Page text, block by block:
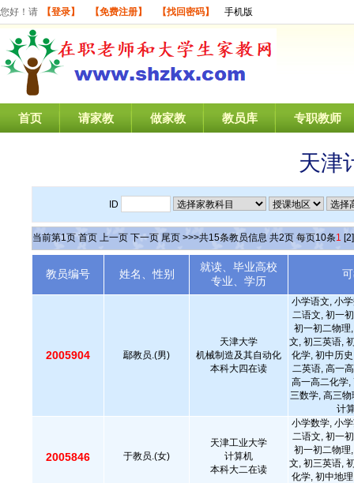
您好！请 【登录】 【免费注册】 【找回密码】 手机版
首页 请家教 做家教 教员库 专职教师
天津
ID
当前第1页 首页 上一页 下一页 尾页 >>>共15条教员信息 共2页 每页10条1 [2]
教员编号 姓名、性别
就读、毕业高校
专业、学历
2005904 鄢教员.(男)
天津大学
机械制造及其自动化
本科大四在读
小学语文, 小
二语文, 初一
初一初二物理
文, 初三英语,
化学, 初中历
二英语, 高一
高一高二化学,
三数学, 高三
计
2005846 于教员.(女)
天津工业大学
计算机
本科大二在读
小学数学, 小
二语文, 初一
初一初二物理
文, 初三英语,
化学, 初中地